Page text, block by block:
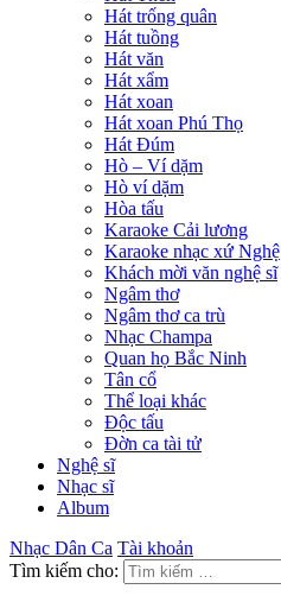
Hát trống quân
Hát tuồng
Hát văn
Hát xẩm
Hát xoan
Hát xoan Phú Thọ
Hát Đúm
Hò – Ví dặm
Hò ví dặm
Hòa tấu
Karaoke Cải lương
Karaoke nhạc xứ Nghệ
Khách mời văn nghệ sĩ
Ngâm thơ
Ngâm thơ ca trù
Nhạc Champa
Quan họ Bắc Ninh
Tân cổ
Thể loại khác
Độc tấu
Đờn ca tài tử
Nghệ sĩ
Nhạc sĩ
Album
Nhạc Dân Ca Tài khoản
Tìm kiếm cho: